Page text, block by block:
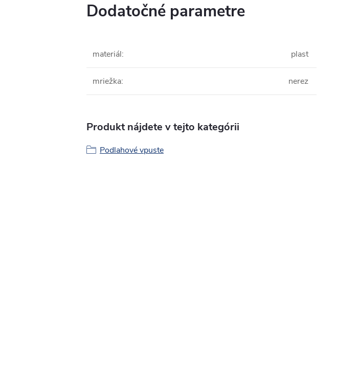
Dodatočné parametre
materiál: plast
mriežka: nerez
Produkt nájdete v tejto kategórii
Podlahové vpuste